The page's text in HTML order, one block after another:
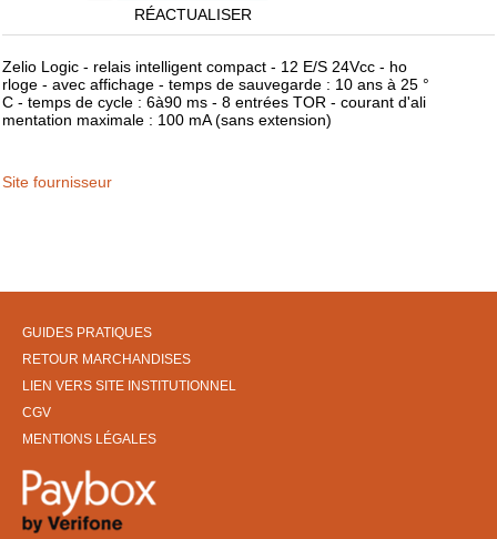
RÉACTUALISER
Zelio Logic - relais intelligent compact - 12 E/S 24Vcc - ho
rloge - avec affichage - temps de sauvegarde : 10 ans à 25 °
C - temps de cycle : 6à90 ms - 8 entrées TOR - courant d'ali
mentation maximale : 100 mA (sans extension)
Site fournisseur
GUIDES PRATIQUES
RETOUR MARCHANDISES
LIEN VERS SITE INSTITUTIONNEL
CGV
MENTIONS LÉGALES